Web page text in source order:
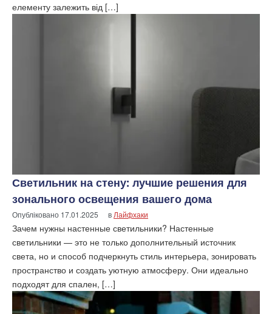
елементу залежить від […]
Светильник на стену: лучшие решения для
зонального освещения вашего дома
Опубліковано 17.01.2025 в Лайфхаки
Зачем нужны настенные светильники? Настенные
светильники — это не только дополнительный источник
света, но и способ подчеркнуть стиль интерьера, зонировать
пространство и создать уютную атмосферу. Они идеально
подходят для спален, […]